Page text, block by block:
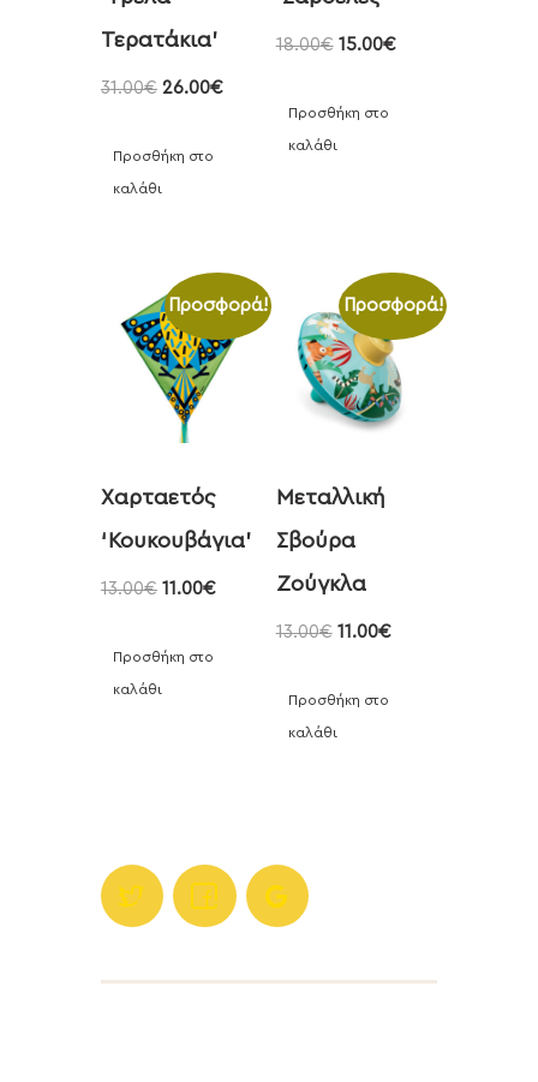
Τερατάκια’
31.00€ 26.00€
Προσθήκη στο
καλάθι
18.00€ 15.00€
Προσθήκη στο
καλάθι
Προσφορά!
Χαρταετός
‘Κουκουβάγια’
13.00€ 11.00€
Προσθήκη στο
καλάθι
Προσφορά!
Μεταλλική
Σβούρα
Ζούγκλα
13.00€ 11.00€
Προσθήκη στο
καλάθι